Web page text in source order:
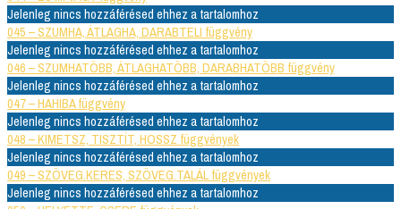
Jelenleg nincs hozzáférésed ehhez a tartalomhoz
045 – SZUMHA, ÁTLAGHA, DARABTELI függvény
Jelenleg nincs hozzáférésed ehhez a tartalomhoz
046 – SZUMHATÖBB, ÁTLAGHATÖBB, DARABHATÖBB függvény
Jelenleg nincs hozzáférésed ehhez a tartalomhoz
047 – HAHIBA függvény
Jelenleg nincs hozzáférésed ehhez a tartalomhoz
048 – KIMETSZ, TISZTÍT, HOSSZ függvények
Jelenleg nincs hozzáférésed ehhez a tartalomhoz
049 – SZÖVEG.KERES, SZÖVEG.TALÁL függvények
Jelenleg nincs hozzáférésed ehhez a tartalomhoz